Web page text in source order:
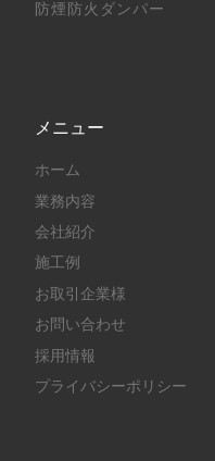
防煙防火ダンパー
メニュー
ホーム
業務内容
会社紹介
施工例
お取引企業様
お問い合わせ
採用情報
プライバシーポリシー